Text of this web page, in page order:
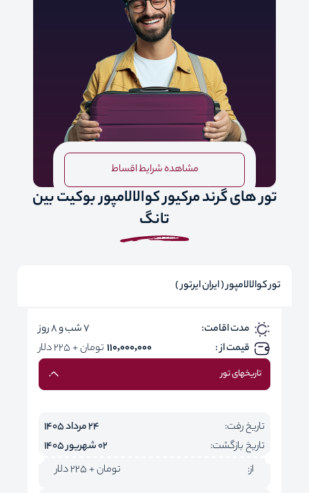
مشاهده شرایط اقساط
تور های گرند مرکیور کوالالامپور بوکیت بین
تانگ
تور کوالالامپور ( ایران ایرتور )
مدت اقامت:
7 شب و 8 روز
قیمت از :
110,000,000 تومان + 225 دلار
تاریخهای تور
تاریخ رفت:
24 مرداد 1405
تاریخ بازگشت:
02 شهریور 1405
از:
تومان + 225 دلار